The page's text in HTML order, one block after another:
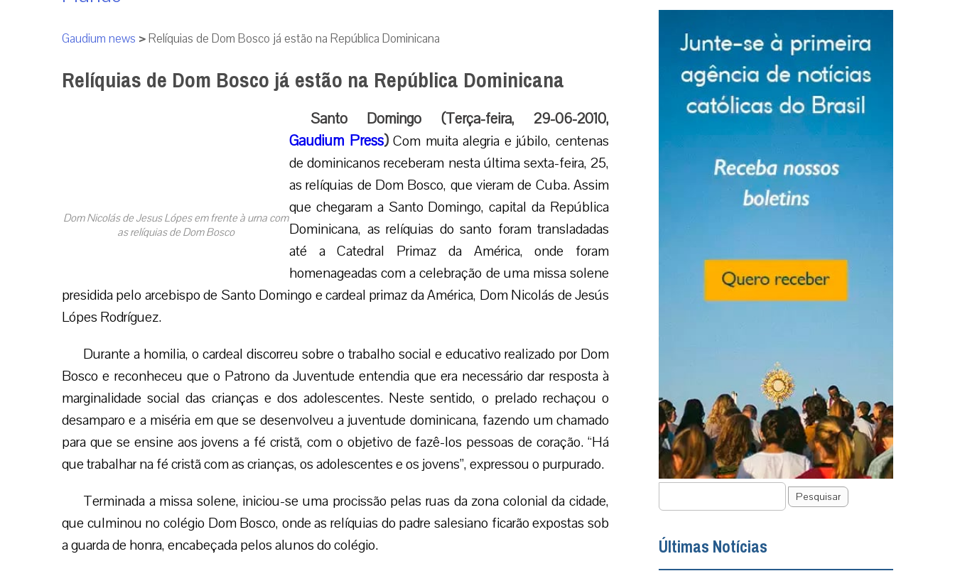
Gaudium news >Relíquias de Dom Bosco já estão na República Dominicana
Relíquias de Dom Bosco já estão na República Dominicana
Dom Nicolás de Jesus Lópes em frente à urna com
as relíquias de Dom Bosco
Santo Domingo (Terça-feira, 29-06-2010,
Gaudium Press)Com muita alegria e júbilo, centenas
de dominicanos receberam nesta última sexta-feira, 25,
as relíquias de Dom Bosco, que vieram de Cuba. Assim
que chegaram a Santo Domingo, capital da República
Dominicana, as relíquias do santo foram transladadas
até a Catedral Primaz da América, onde foram
homenageadas com a celebração de uma missa solene
presidida pelo arcebispo de Santo Domingo e cardeal primaz da América, Dom Nicolás de Jesús
Lópes Rodríguez.
Durante a homilia, o cardeal discorreu sobre o trabalho social e educativo realizado por Dom
Bosco e reconheceu que o Patrono da Juventude entendia que era necessário dar resposta à
marginalidade social das crianças e dos adolescentes. Neste sentido, o prelado rechaçou o
desamparo e a miséria em que se desenvolveu a juventude dominicana, fazendo um chamado
para que se ensine aos jovens a fé cristã, com o objetivo de fazê-los pessoas de coração. “Há
que trabalhar na fé cristã com as crianças, os adolescentes e os jovens”, expressou o purpurado.
Terminada a missa solene, iniciou-se uma procissão pelas ruas da zona colonial da cidade,
que culminou no colégio Dom Bosco, onde as relíquias do padre salesiano ficarão expostas sob
a guarda de honra, encabeçada pelos alunos do colégio.
Pesquisar
Últimas Notícias